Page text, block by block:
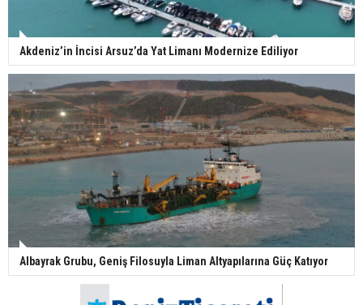
Akdeniz’in İncisi Arsuz’da Yat Limanı Modernize Ediliyor
Albayrak Grubu, Geniş Filosuyla Liman Altyapılarına Güç Katıyor